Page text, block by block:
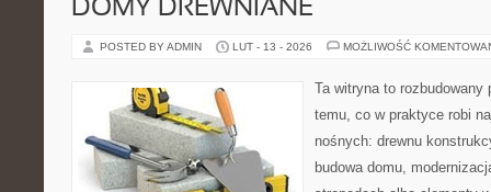
DOMY DREWNIANE
POSTED BY ADMIN LUT - 13 - 2026 MOŻLIWOŚĆ
Ta witryna to rozbudowany
temu, co w praktyce robi
nośnych: drewnu
budowa domu,